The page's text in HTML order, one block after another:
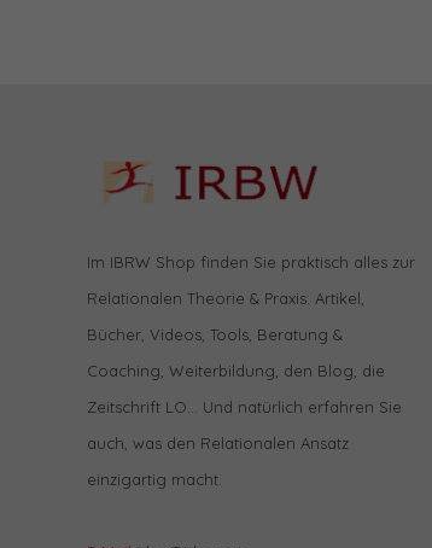
Im IBRW Shop finden Sie praktisch alles zur
Relationalen Theorie & Praxis: Artikel,
Bücher, Videos, Tools, Beratung &
Coaching, Weiterbildung, den Blog, die
Zeitschrift LO… Und natürlich erfahren Sie
auch, was den Relationalen Ansatz
einzigartig macht.